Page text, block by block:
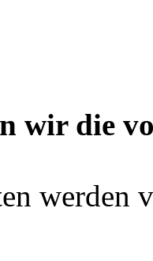
wir die
werden